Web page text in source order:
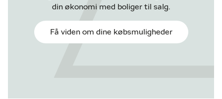
din økonomi med boliger til salg.
Få viden om dine købsmuligheder